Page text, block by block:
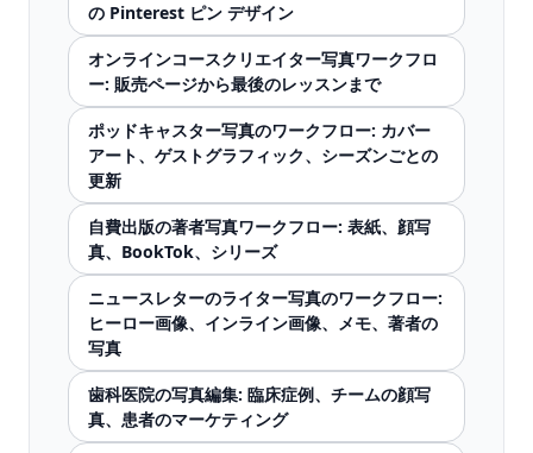
の Pinterest ピン デザイン
オンラインコースクリエイター写真ワークフロ
ー: 販売ページから最後のレッスンまで
ポッドキャスター写真のワークフロー: カバー
アート、ゲストグラフィック、シーズンごとの
更新
自費出版の著者写真ワークフロー: 表紙、顔写
真、BookTok、シリーズ
ニュースレターのライター写真のワークフロー:
ヒーロー画像、インライン画像、メモ、著者の
写真
歯科医院の写真編集: 臨床症例、チームの顔写
真、患者のマーケティング